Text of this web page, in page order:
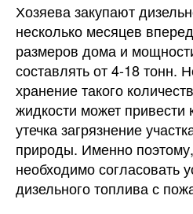
Хозяева закупают
несколько месяцев
размеров дома и
составлять от 4-18 тонн.
хранение такого
жидкости может привести
утечка загрязнение
природы. Именно
необходимо согласовать
дизельного топлива с